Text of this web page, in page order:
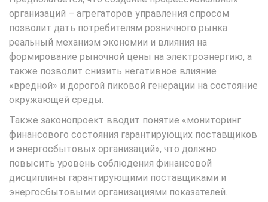
организаций – агрегаторов управления спросом
позволит дать потребителям розничного рынка
реальный механизм экономии и влияния на
формирование рыночной цены на электроэнергию, а
также позволит снизить негативное влияние
«вредной» и дорогой пиковой генерации на состояние
окружающей среды.
Также законопроект вводит понятие «мониторинг
финансового состояния гарантирующих поставщиков
и энергосбытовых организаций», что должно
повысить уровень соблюдения финансовой
дисциплины гарантирующими поставщиками и
энергосбытовыми организациями показателей.